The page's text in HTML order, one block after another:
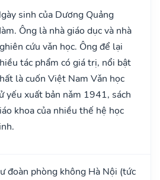
sinh của Dương Quảng
Ông là nhà giáo dục và nhà
cứu vǎn học. Ông để lại
tác phẩm có giá trị, nổi bật
là cuốn Việt Nam Vǎn học
yếu xuất bản nǎm 1941, sách
khoa của nhiều thế hệ học
đoàn phòng không Hà Nội (tức